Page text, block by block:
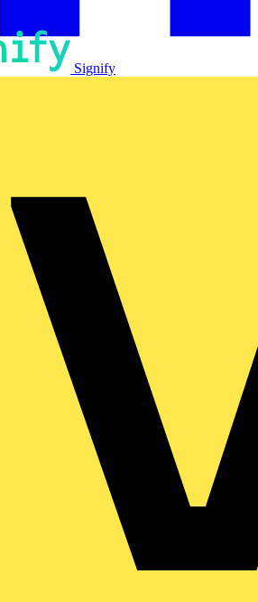
Signify
A-5V
in den Warenkorb legen, um
& Verbindungselemente
DNT/FNT